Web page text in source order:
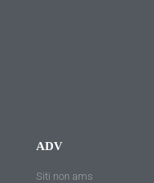
ADV
Siti non ams